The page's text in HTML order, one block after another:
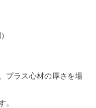
プラス心材の厚さを場